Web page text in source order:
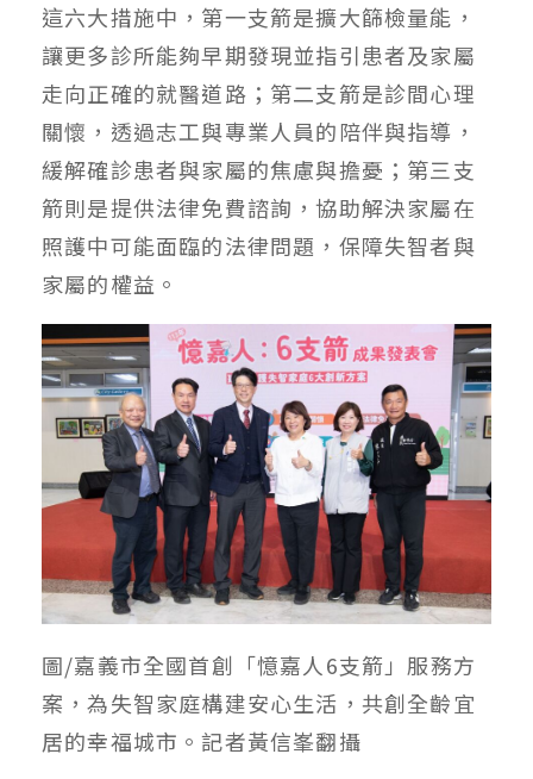
這六大措施中，第一支箭是擴大篩檢量能，
讓更多診所能夠早期發現並指引患者及家屬
走向正確的就醫道路；第二支箭是診間心理
關懷，透過志工與專業人員的陪伴與指導，
緩解確診患者與家屬的焦慮與擔憂；第三支
箭則是提供法律免費諮詢，協助解決家屬在
照護中可能面臨的法律問題，保障失智者與
家屬的權益。
圖/嘉義市全國首創「憶嘉人6支箭」服務方
案，為失智家庭構建安心生活，共創全齡宜
居的幸福城市。記者黃信峯翻攝